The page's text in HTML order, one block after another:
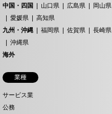
中国・四国
山口県 広島県 岡山県
愛媛県
高知県
九州・沖縄
福岡県 佐賀県 長崎県
沖縄県
海外
業種
サービス業
公務